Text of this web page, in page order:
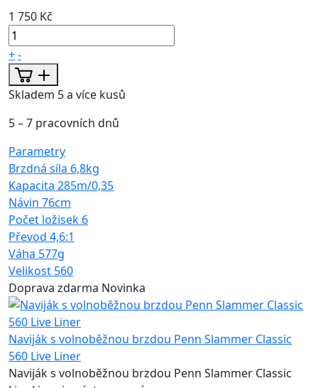
1 750 Kč
+-
Skladem 5 a více kusů
5 – 7 pracovních dnů
Parametry
Brzdná síla 6,8kg
Kapacita 285m/0,35
Návin 76cm
Počet ložisek 6
Převod 4,6:1
Váha 577g
Velikost 560
Doprava zdarma Novinka
Naviják s volnoběžnou brzdou Penn Slammer Classic
560 Live Liner
Naviják s volnoběžnou brzdou Penn Slammer Classic